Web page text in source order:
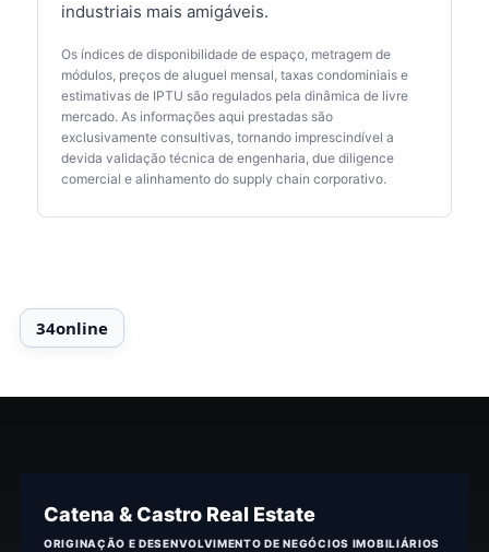
industriais mais amigáveis.
Os índices de disponibilidade de espaço, metragem de
módulos, preços de aluguel mensal, taxas condominiais e
estimativas de IPTU são regulados pela dinâmica de livre
mercado. As informações aqui prestadas são
exclusivamente consultivas, tornando imprescindível a
devida validação técnica de engenharia, due diligence
comercial e alinhamento do supply chain corporativo.
Catena & Castro Real Estate
ORIGINAÇÃO E DESENVOLVIMENTO DE NEGÓCIOS IMOBILIÁRIOS